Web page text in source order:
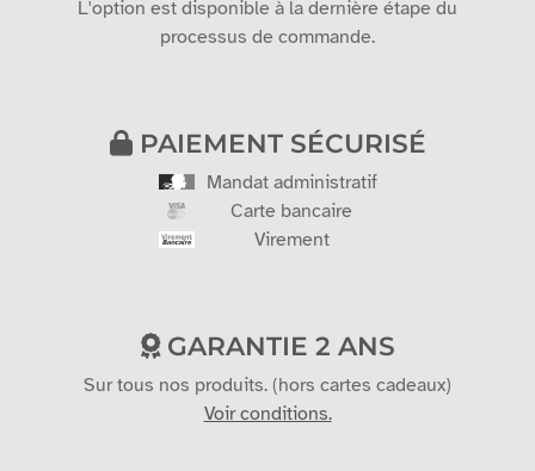
L'option est disponible à la dernière étape du
processus de commande.
PAIEMENT SÉCURISÉ
Mandat administratif
Carte bancaire
Virement
GARANTIE 2 ANS
Sur tous nos produits. (hors cartes cadeaux)
Voir conditions.